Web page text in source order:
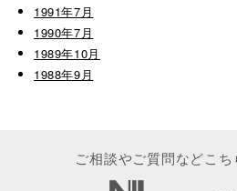
1991年7月
1990年7月
1989年10月
1988年9月
ご相談やご質問などこ